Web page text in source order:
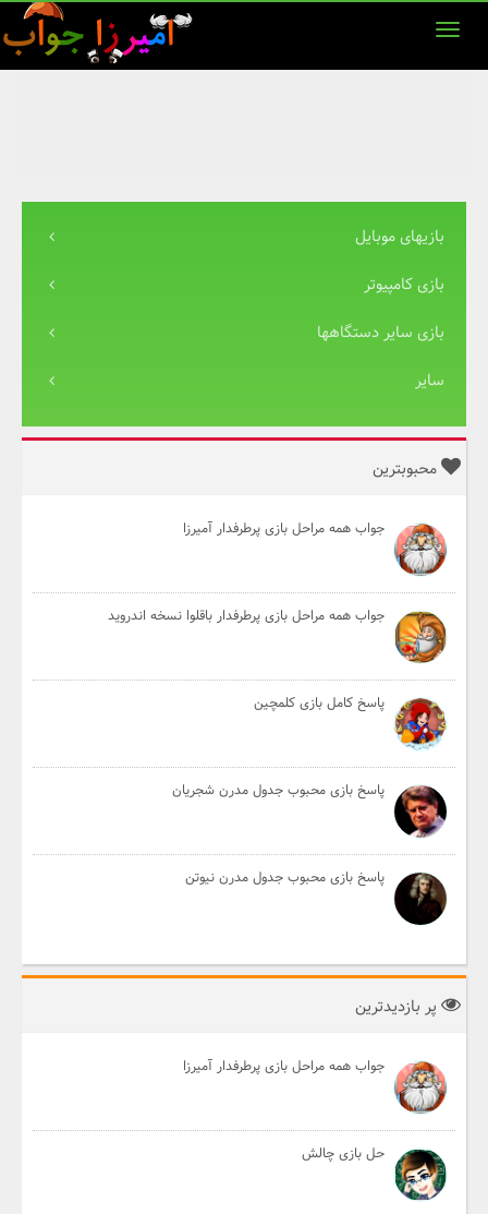
بازیهای موبایل
بازی کامپیوتر
بازی سایر دستگاهها
سایر
محبوبترین
جواب همه مراحل بازی پرطرفدار آمیرزا
جواب همه مراحل بازی پرطرفدار باقلوا نسخه اندروید
پاسخ کامل بازی کلمچین
پاسخ بازی محبوب جدول مدرن شجریان
پاسخ بازی محبوب جدول مدرن نیوتن
پر بازدیدترین
جواب همه مراحل بازی پرطرفدار آمیرزا
حل بازی چالش